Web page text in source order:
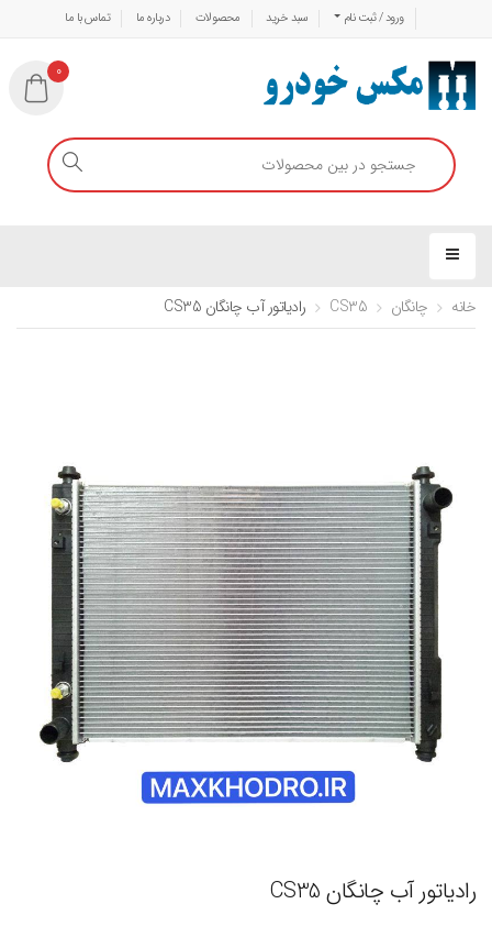
ورود / ثبت نام سبد خرید محصولات درباره ما تماس با ما
0
خانه چانگان CS35 رادیاتور آب چانگان CS35
رادیاتور آب چانگان CS35